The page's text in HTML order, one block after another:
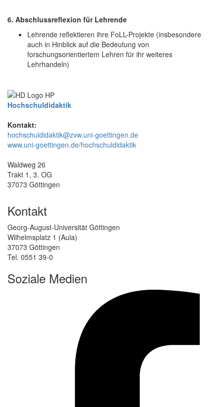
6. Abschlussreflexion für Lehrende
Lehrende reflektieren ihre FoLL-Projekte (insbesondere
auch in Hinblick auf die Bedeutung von
forschungsorientiertem Lehren für ihr weiteres
Lehrhandeln)
Hochschuldidaktik
Kontakt:
hochschuldidaktik@zvw.uni-goettingen.de
www.uni-goettingen.de/hochschuldidaktik
Waldweg 26
Trakt 1, 3. OG
37073 Göttingen
Kontakt
Georg-August-Universität Göttingen
Wilhelmsplatz 1 (Aula)
37073 Göttingen
Tel. 0551 39-0
Soziale Medien